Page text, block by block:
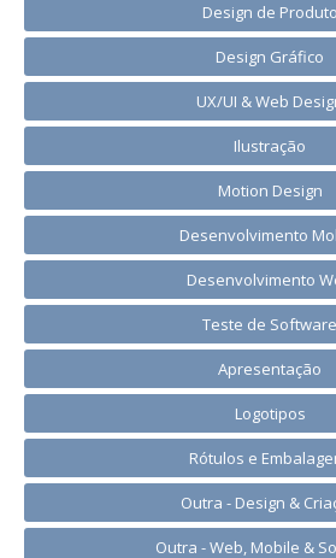
Design de Produto
Design Gráfico
UX/UI & Web
Ilustração
Motion Design
Desenvolvimento
Desenvolvimento
Teste de Software
Apresentação
Logotipos
Rótulos e
Outra - Design &
Outra - Web, Mobile &